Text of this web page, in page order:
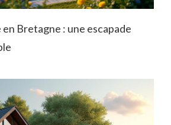
Bretagne : une escapade